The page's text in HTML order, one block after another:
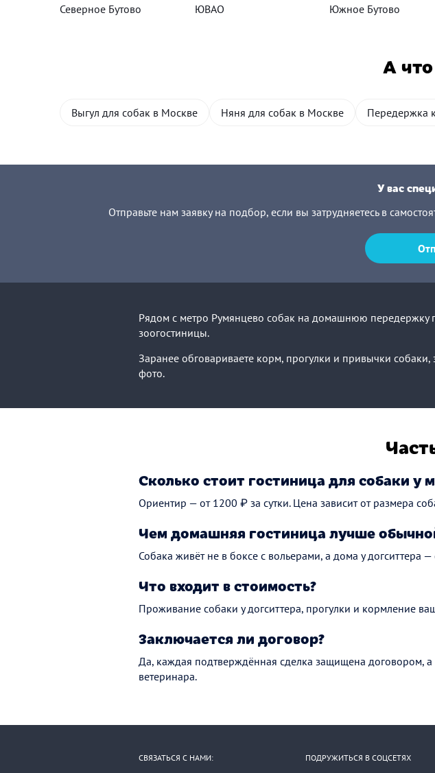
Северное Бутово ЮВАО Южное Бутово
А
Выгул для собак в Москве Няня для собак в Москве Передержка
У вас
Отправьте нам заявку на подбор, если вы затрудняетесь в
Рядом с метро Румянцево собак на домашнюю передержку
зоогостиницы.
Заранее обговариваете корм, прогулки и привычки
фото.
Сколько стоит гостиница для собаки у
Ориентир — от 1200 ₽ за сутки. Цена зависит от размера
Чем домашняя гостиница лучше
Собака живёт не в боксе с вольерами, а дома у догситтера
Что входит в стоимость?
Проживание собаки у догситтера, прогулки и кормление
Заключается ли договор?
Да, каждая подтверждённая сделка защищена договором,
ветеринара.
СВЯЗАТЬСЯ С НАМИ: ПОДРУЖИТЬСЯ В СОЦСЕТЯХ